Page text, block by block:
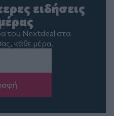
ειδήσεις
του Nextdeal στα
κάθε μέρα.